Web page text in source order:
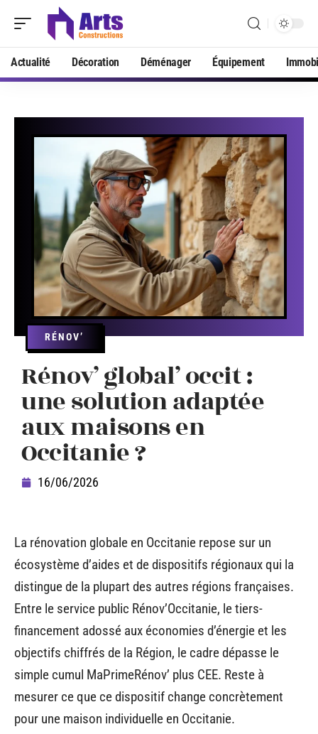
Actualité Décoration Déménager Équipement
RÉNOV’
Rénov’ global’ occit :
une solution adaptée
aux maisons en
Occitanie ?
16/06/2026
La rénovation globale en Occitanie repose sur un
écosystème d’aides et de dispositifs régionaux qui la
distingue de la plupart des autres régions françaises.
Entre le service public Rénov’Occitanie, le tiers-
financement adossé aux économies d’énergie et les
objectifs chiffrés de la Région, le cadre dépasse le
simple cumul MaPrimeRénov’ plus CEE. Reste à
mesurer ce que ce dispositif change concrètement
pour une maison individuelle en Occitanie.